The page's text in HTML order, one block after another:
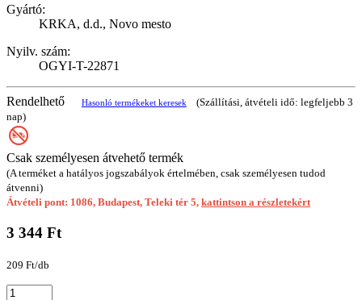
Gyártó:
KRKA, d.d., Novo mesto
Nyilv. szám:
OGYI-T-22871
Rendelhető Hasonló termékeket keresek
(Szállítási, átvételi idő: legfeljebb 3
nap)
Csak személyesen átvehető termék
(A terméket a hatályos jogszabályok értelmében, csak személyesen tudod
átvenni)
Átvételi pont: 1086, Budapest, Teleki tér 5, kattintson a részletekért
3 344 Ft
209 Ft/db